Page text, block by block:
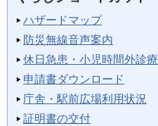
ハザードマップ
防災無線音声案内
休日急患・小児時間外診療
申請書ダウンロード
庁舎・駅前広場利用状況
証明書の交付